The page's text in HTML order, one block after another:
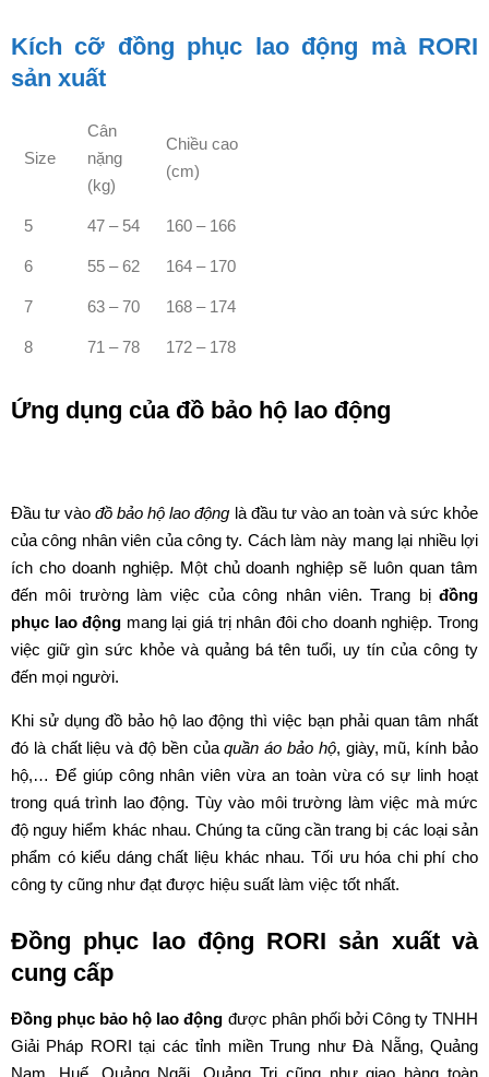
Kích cỡ đồng phục lao động mà RORI
sản xuất
Size
Cân
nặng
(kg)
Chiều cao
(cm)
5 47 – 54 160 – 166
6 55 – 62 164 – 170
7 63 – 70 168 – 174
8 71 – 78 172 – 178
Ứng dụng của đồ bảo hộ lao động
Đầu tư vàođồ bảo hộ lao động là đầu tư vào an toàn và sức khỏe
của công nhân viên của công ty. Cách làm này mang lại nhiều lợi
ích cho doanh nghiệp. Một chủ doanh nghiệp sẽ luôn quan tâm
đến môi trường làm việc của công nhân viên. Trang bị đồng
phục lao động mang lại giá trị nhân đôi cho doanh nghiệp. Trong
việc giữ gìn sức khỏe và quảng bá tên tuổi, uy tín của công ty
đến mọi người.
Khi sử dụng đồ bảo hộ lao động thì việc bạn phải quan tâm nhất
đó là chất liệu và độ bền củaquần áo bảo hộ, giày, mũ, kính bảo
hộ,… Để giúp công nhân viên vừa an toàn vừa có sự linh hoạt
trong quá trình lao động. Tùy vào môi trường làm việc mà mức
độ nguy hiểm khác nhau. Chúng ta cũng cần trang bị các loại sản
phẩm có kiểu dáng chất liệu khác nhau. Tối ưu hóa chi phí cho
công ty cũng như đạt được hiệu suất làm việc tốt nhất.
Đồng phục lao động RORI sản xuất và
cung cấp
Đồng phục bảo hộ lao động được phân phối bởi Công ty TNHH
Giải Pháp RORI tại các tỉnh miền Trung như Đà Nẵng, Quảng
Nam, Huế, Quảng Ngãi, Quảng Trị cũng như giao hàng toàn